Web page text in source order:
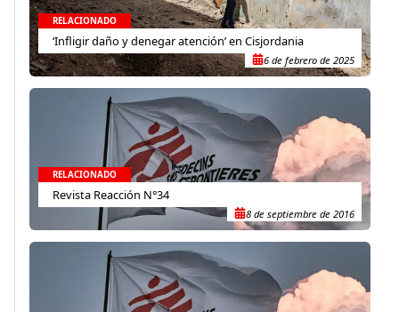
RELACIONADO
‘Infligir daño y denegar atención’ en Cisjordania
6 de febrero de 2025
RELACIONADO
Revista Reacción N°34
8 de septiembre de 2016